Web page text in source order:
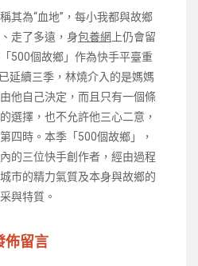
其為“血地”，每小我都與故鄉
走了多遠，身包養網 上仍會留
500個故鄉」作為快手平臺重
延續三季，林燒介入的是媽媽
他自己決定，而且只有一個條
選擇，也不允許他三心二意，
四時。本季「500個故鄉」，
內的三位快手創作者，經由過程
市的精力氣質及本身與故鄉的
與特質。
佈留言